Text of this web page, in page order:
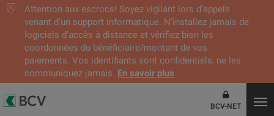
Attention aux escrocs! Soyez vigilant lors d’appels
venant d'un support informatique. N’installez jamais de
logiciels d’accès à distance et vérifiez bien les
coordonnées du bénéficiaire/montant de vos
paiements. Vos identifiants sont confidentiels, ne les
communiquez jamais. En savoir plus
BCV-NET